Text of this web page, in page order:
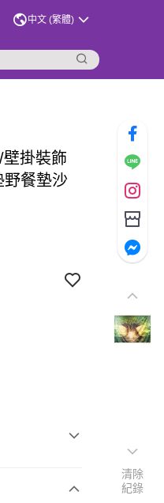
中文 (繁體)
掛裝飾
餐墊沙
清除
紀錄